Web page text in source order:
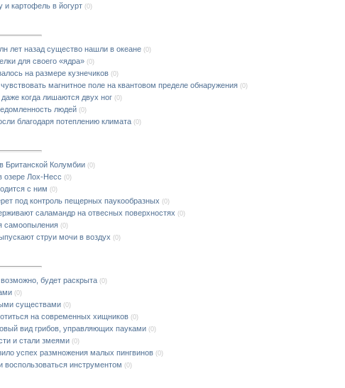
картофель в йогурт (0)
лет назад существо нашли в океане (0)
для своего «ядра» (0)
на размере кузнечиков (0)
магнитное поле на квантовом пределе обнаружения (0)
когда лишаются двух ног (0)
людей (0)
благодаря потеплению климата (0)
Британской Колумбии (0)
озере Лох-Несс (0)
с ним (0)
под контроль пещерных паукообразных (0)
саламандр на отвесных поверхностях (0)
самоопыления (0)
струи мочи в воздух (0)
будет раскрыта (0)
(0)
существами (0)
на современных хищников (0)
вид грибов, управляющих пауками (0)
и стали змеями (0)
успех размножения малых пингвинов (0)
инструментом (0)